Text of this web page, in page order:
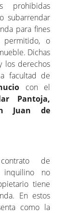
prohibidas
subarrendar
para fines
permitido, o
Dichas
los derechos
facultad de
con el
Pantoja,
Juan de
de
no
tiene
En estos
como la